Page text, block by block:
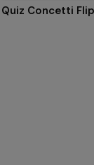
Quiz Concetti